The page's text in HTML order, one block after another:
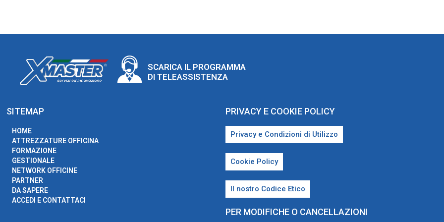
SCARICA IL PROGRAMMA
DI TELEASSISTENZA
SITEMAP
HOME
ATTREZZATURE OFFICINA
FORMAZIONE
GESTIONALE
NETWORK OFFICINE
PARTNER
DA SAPERE
ACCEDI E CONTATTACI
PRIVACY E COOKIE POLICY
Privacy e Condizioni di Utilizzo
Cookie Policy
Il nostro Codice Etico
PER MODIFICHE O CANCELLAZIONI